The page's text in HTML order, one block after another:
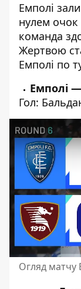
Емполі
нулем очок
команда
Жертвою
Емполі по
Емполі
Гол:
Огляд матчу